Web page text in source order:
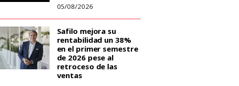
05/08/2026
Safilo mejora su
rentabilidad un 38%
en el primer semestre
de 2026 pese al
retroceso de las
ventas